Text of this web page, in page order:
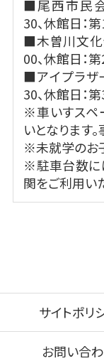
■尾西市民会
30、休館日：第
■木曽川文化
00、休館日：第
■アイプラザ
30、休館日：第
※車いすスペ
いとなります
※未就学のお
※駐車台数に
関をご利用い
サイトポリ
お問い合